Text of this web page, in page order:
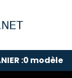
:0 modèle